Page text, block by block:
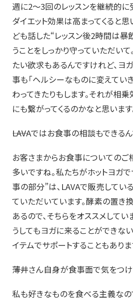
週に2～3回のレッスンを継続的に
ダイエット効果は高まってくると思
ども話した“レッスン後2時間は暴
うことをしっかり守っていただい
たい欲求もあるんですけれど、ヨ
事も「ヘルシーなものに変えてい
わってきたりもします。それが相
にも繋がってくるのかなと思います
――LAVAではお食事の相談もできる
お客さまからお食事についてのご
多いですね。私たちがホットヨガ
事の部分”は、LAVAで販売してい
ていただいています。酵素の置き
あるので、そちらをオススメして
うしてもヨガに来ることができな
イテムでサポートすることもありま
――薄井さん自身が食事面で気をつ
私も好きなものを食べる主義なの